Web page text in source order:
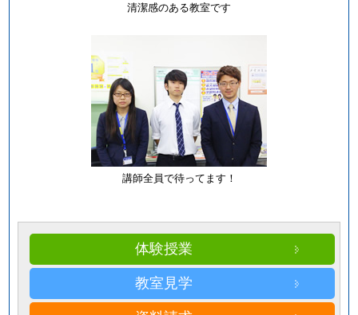
清潔感のある教室です
講師全員で待ってます！
体験授業
教室見学